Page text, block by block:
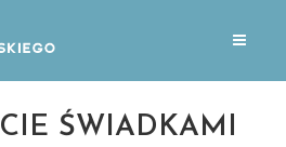
ŚWIADKAMI